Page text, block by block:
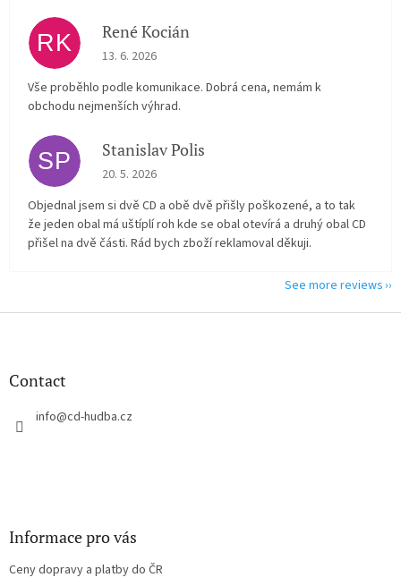
RK René Kocián
The store rating is 5 out of 5 stars.
13. 6. 2026
Vše proběhlo podle komunikace. Dobrá cena, nemám k
obchodu nejmenších výhrad.
SP Stanislav Polis
The store rating is 2 out of 5 stars.
20. 5. 2026
Objednal jsem si dvě CD a obě dvě přišly poškozené, a to tak
že jeden obal má uštíplí roh kde se obal otevírá a druhý obal CD
přišel na dvě části. Rád bych zboží reklamoval děkuji.
See more reviews
F
Contact
info@cd-hudba.cz
Informace pro vás
Ceny dopravy a platby do ČR